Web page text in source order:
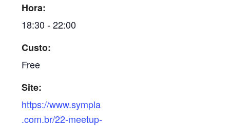
Hora:
18:30 - 22:00
Custo:
Free
Site:
https://www.sympla
.com.br/22-meetup-